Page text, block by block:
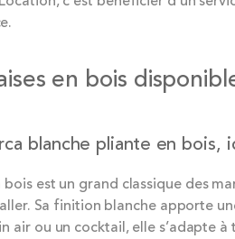
en bois
blanche pliante en bois,
est un grand classique des
Sa finition blanche apporte
air ou un cocktail, elle s’adapte